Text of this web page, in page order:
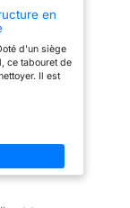
facile] La
PU, ainsi que le
mat, se nettoient
l’aide d’un simple
Ainsi, vos
en
d'un siège
ce tabouret de
Il est
la chaise et
pieds aux
:
industriel
industriel.
une touche